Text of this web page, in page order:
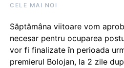
CELE MAI NOI
Săptămâna viitoare vom
necesar pentru ocuparea
vor fi finalizate în perioada
premierul Bolojan, la 2 zile